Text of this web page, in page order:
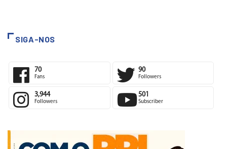
SIGA-NOS
70 90
3,944 501